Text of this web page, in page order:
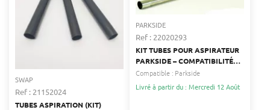
SWAP
Ref : 21152024
TUBES ASPIRATION (KIT)
PARKSIDE
Ref : 22020293
KIT TUBES POUR ASPIRATEUR
PARKSIDE – COMPATIBILITÉ
UNIVERSELLE, INSTALLATION
FACILE
Compatible : Parkside
Livré à partir du : Mercredi 12 Août